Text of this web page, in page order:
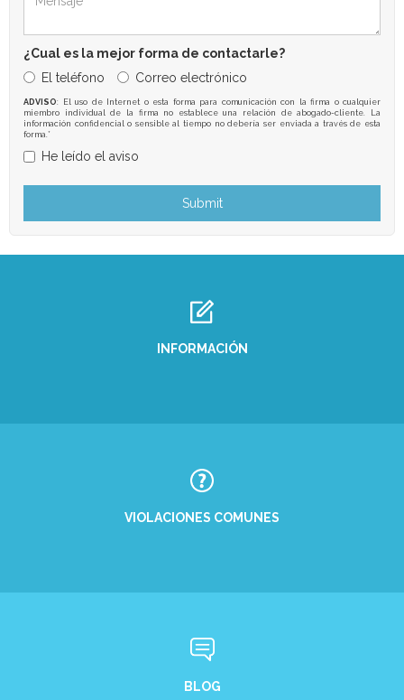
¿Cual es la mejor forma de contactarle?
El teléfono
Correo electrónico
ADVISO: El uso de Internet o esta forma para comunicación con la firma o cualquier
miembro individual de la firma no establece una relación de abogado-cliente. La
información confidencial o sensible al tiempo no debería ser enviada a través de esta
forma.*
He leído el aviso
INFORMACIÓN
VIOLACIONES COMUNES
BLOG